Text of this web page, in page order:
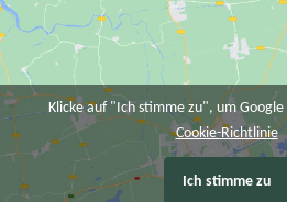
Klicke auf "Ich stimme zu", um
Cookie-Richtlinie
Ich stimme zu